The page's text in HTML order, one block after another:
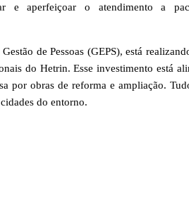
e aperfeiçoar o atendimento a
de Pessoas (GEPS), está
do Hetrin. Esse investimento está
por obras de reforma e ampliação.
do entorno.